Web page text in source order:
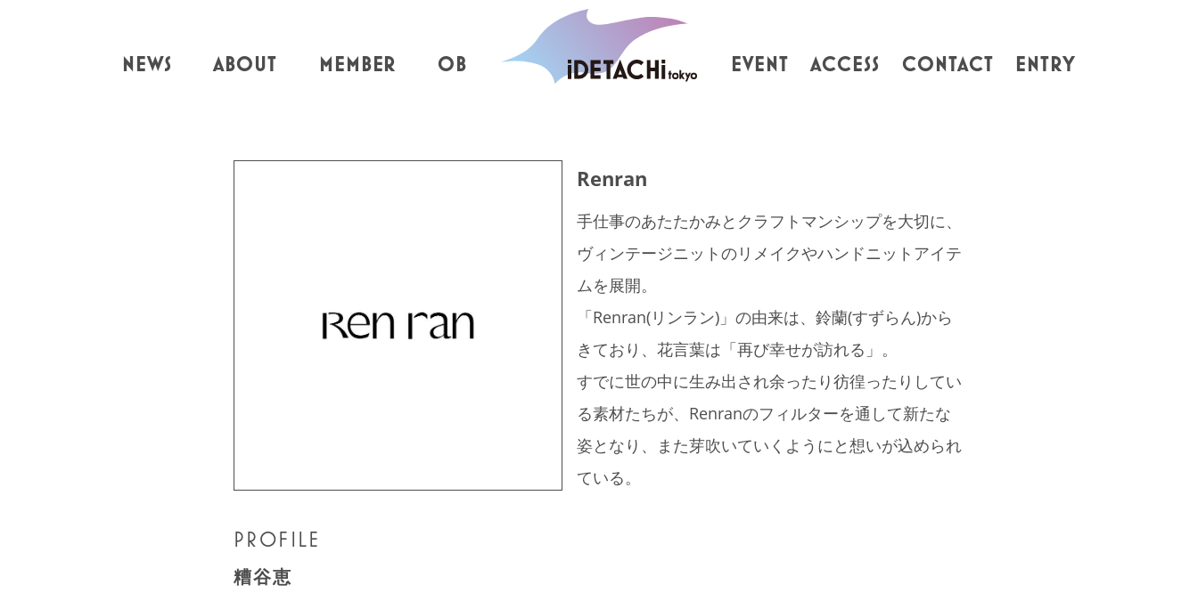
NEWS ABOUT MEMBER OB EVENT ACCESS CONTACT ENTRY
Renran
手仕事のあたたかみとクラフトマンシップを大切に、
ヴィンテージニットのリメイクやハンドニットアイテ
ムを展開。
「Renran(リンラン)」の由来は、鈴蘭(すずらん)から
きており、花言葉は「再び幸せが訪れる」。
すでに世の中に生み出され余ったり彷徨ったりしてい
る素材たちが、Renranのフィルターを通して新たな
姿となり、また芽吹いていくようにと想いが込められ
ている。
PROFILE
糟谷恵